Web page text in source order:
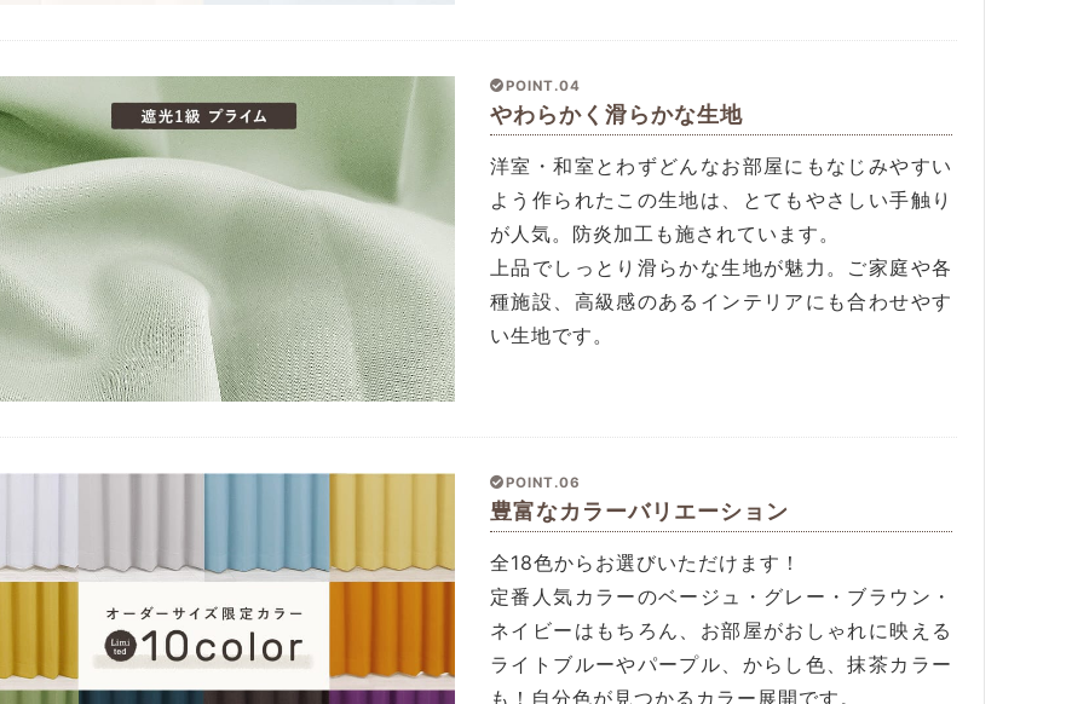
POINT.04
やわらかく滑らかな生地
洋室・和室とわずどんなお部屋にもなじみやすい
よう作られたこの生地は、とてもやさしい手触り
が人気。防炎加工も施されています。
上品でしっとり滑らかな生地が魅力。ご家庭や各
種施設、高級感のあるインテリアにも合わせやす
い生地です。
POINT.06
豊富なカラーバリエーション
全18色からお選びいただけます！
定番人気カラーのベージュ・グレー・ブラウン・
ネイビーはもちろん、お部屋がおしゃれに映える
ライトブルーやパープル、からし色、抹茶カラー
も！自分色が見つかるカラー展開です。